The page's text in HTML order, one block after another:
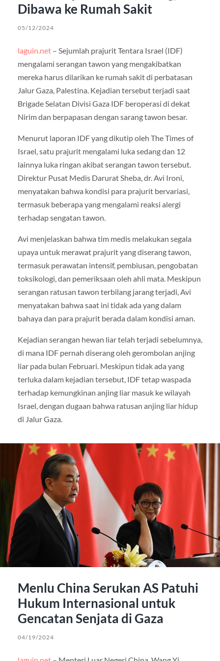
Dibawa ke Rumah Sakit
05/12/2024
laguin.net– Sejumlah prajurit Tentara Israel (IDF)
mengalami serangan tawon yang mengakibatkan
mereka harus dilarikan ke rumah sakit di perbatasan
Jalur Gaza, Palestina. Kejadian tersebut terjadi saat
Brigade Selatan Divisi Gaza IDF beroperasi di dekat
Nirim dan berpapasan dengan sarang tawon besar.
Menurut laporan IDF yang dikutip oleh The Times of
Israel, satu prajurit mengalami luka sedang dan 12
lainnya luka ringan akibat serangan tawon tersebut.
Direktur Pusat Medis Darurat Sheba, dr. Avi Ironi,
menyatakan bahwa kondisi para prajurit bervariasi,
termasuk beberapa yang mengalami reaksi alergi
terhadap sengatan tawon.
Avi menjelaskan bahwa tim medis melakukan segala
upaya untuk merawat prajurit yang diserang tawon,
termasuk perawatan intensif, pembiusan, pengobatan
toksikologi, dan pemeriksaan oleh ahli mata. Meskipun
serangan ratusan tawon terbilang jarang terjadi, Avi
menyatakan bahwa saat ini tidak ada yang dalam
bahaya dan para prajurit berada dalam kondisi aman.
Kejadian serangan hewan liar telah terjadi sebelumnya,
di mana IDF pernah diserang oleh gerombolan anjing
liar pada bulan Februari. Meskipun tidak ada yang
terluka dalam kejadian tersebut, IDF tetap waspada
terhadap kemungkinan anjing liar masuk ke wilayah
Israel, dengan dugaan bahwa ratusan anjing liar hidup
di Jalur Gaza.
Menlu China Serukan AS Patuhi
Hukum Internasional untuk
Gencatan Senjata di Gaza
04/19/2024